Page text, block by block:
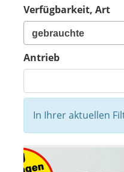
Verfügbarkeit, Art
Antrieb
In Ihrer aktuellen